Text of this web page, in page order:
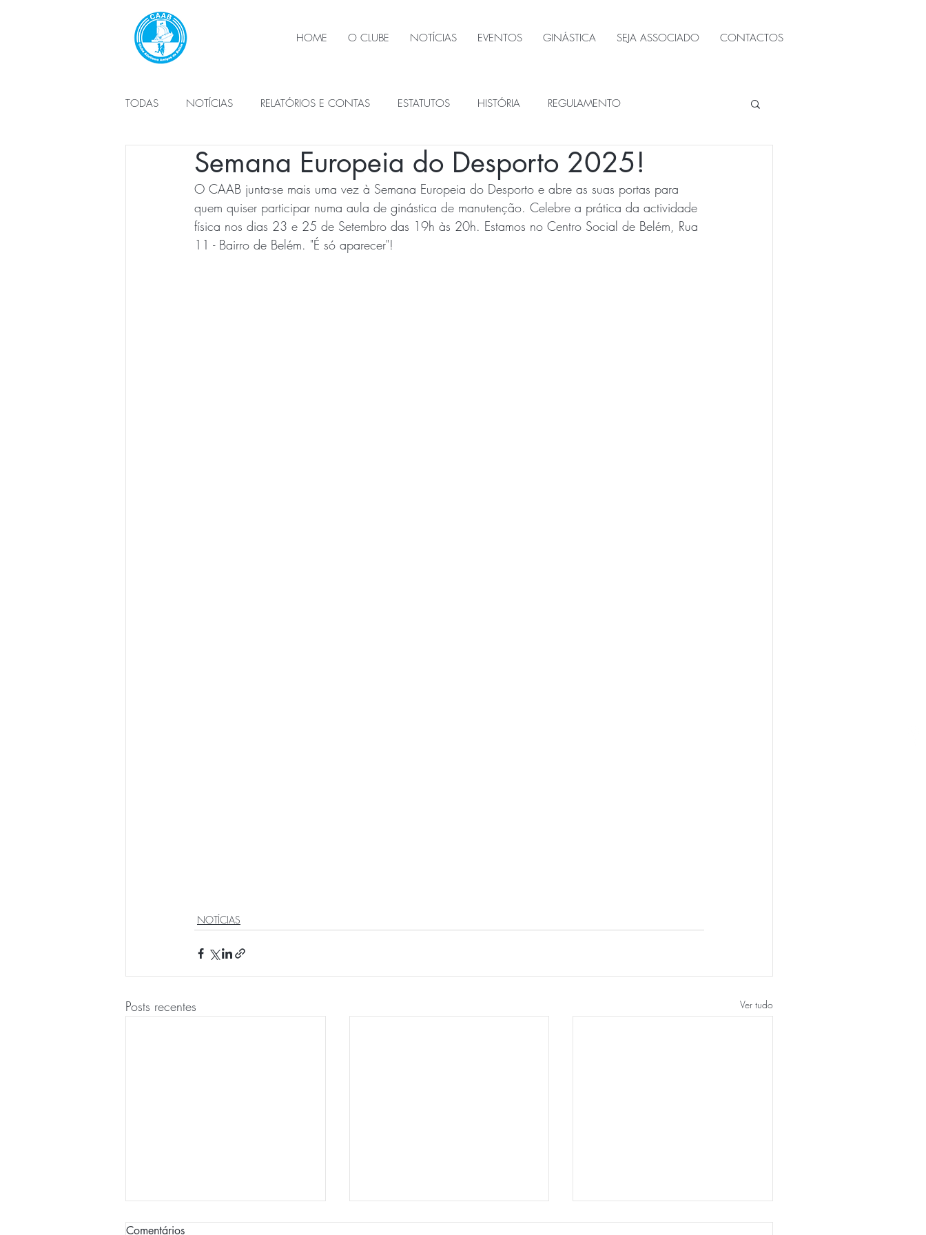
HOME O CLUBE NOTÍCIAS EVENTOS GINÁSTICA SEJA ASSOCIADO CONTACTOS
TODAS NOTÍCIAS RELATÓRIOS E CONTAS ESTATUTOS HISTÓRIA REGULAMENTO
PLANO DE ATIVIDADES ÓRGÃOS SOCIAIS
Semana Europeia do Desporto 2025!
O CAAB junta-se mais uma vez à Semana Europeia do Desporto e abre as suas portas para
quem quiser participar numa aula de ginástica de manutenção. Celebre a prática da actividade
física nos dias 23 e 25 de Setembro das 19h às 20h. Estamos no Centro Social de Belém, Rua
11 - Bairro de Belém. "É só aparecer"!
NOTÍCIAS
Posts recentes Ver tudo
Comentários